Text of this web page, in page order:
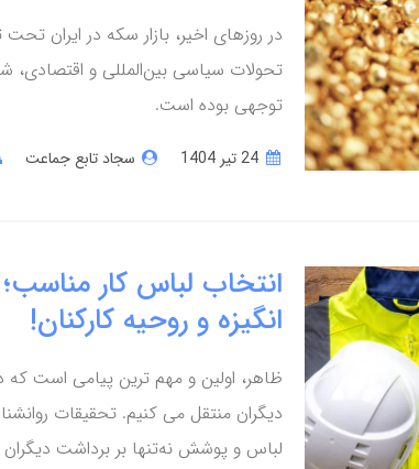
در روزهای اخیر، بازار سکه در ایران تحت
تحولات سیاسی بین‌المللی و اقتصادی،
توجهی بوده است.
سجاد تابع جماعت
انتخاب لباس کار
انگیزه و روحیه کارکنان!
ظاهر، اولین و مهم‌ ترین پیامی است که
دیگران منتقل می‌ کنیم. تحقیقات
لباس و پوشش نه‌تنها بر برداشت دیگران